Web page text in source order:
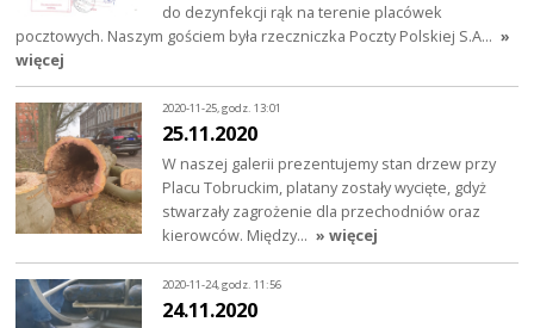
do dezynfekcji rąk na terenie placówek
pocztowych. Naszym gościem była rzeczniczka Poczty Polskiej S.A… »
więcej
2020-11-25, godz. 13:01
25.11.2020
W naszej galerii prezentujemy stan drzew przy
Placu Tobruckim, platany zostały wycięte, gdyż
stwarzały zagrożenie dla przechodniów oraz
kierowców. Między… » więcej
2020-11-24, godz. 11:56
24.11.2020